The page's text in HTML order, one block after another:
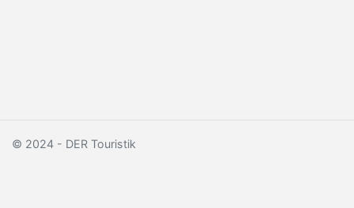
© 2024 - DER Touristik